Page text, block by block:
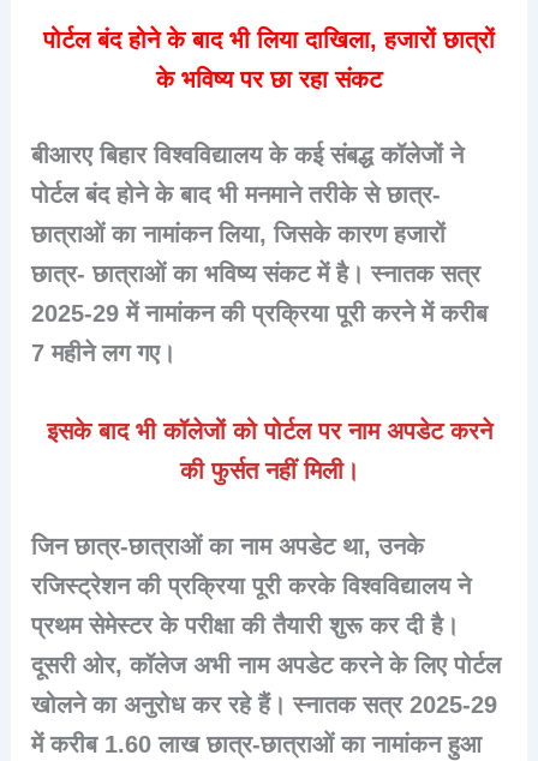
पोर्टल बंद होने के बाद भी लिया दाखिला, हजारों छात्रों
के भविष्य पर छा रहा संकट
बीआरए बिहार विश्वविद्यालय के कई संबद्ध कॉलेजों ने
पोर्टल बंद होने के बाद भी मनमाने तरीके से छात्र-
छात्राओं का नामांकन लिया, जिसके कारण हजारों
छात्र- छात्राओं का भविष्य संकट में है। स्नातक सत्र
2025-29 में नामांकन की प्रक्रिया पूरी करने में करीब
7 महीने लग गए।
इसके बाद भी कॉलेजों को पोर्टल पर नाम अपडेट करने
की फुर्सत नहीं मिली।
जिन छात्र-छात्राओं का नाम अपडेट था, उनके
रजिस्ट्रेशन की प्रक्रिया पूरी करके विश्वविद्यालय ने
प्रथम सेमेस्टर के परीक्षा की तैयारी शुरू कर दी है।
दूसरी ओर, कॉलेज अभी नाम अपडेट करने के लिए पोर्टल
खोलने का अनुरोध कर रहे हैं। स्नातक सत्र 2025-29
में करीब 1.60 लाख छात्र-छात्राओं का नामांकन हुआ